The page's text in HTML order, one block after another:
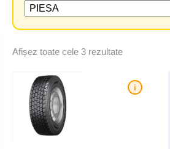
Afișez toate cele 3 rezultate
i